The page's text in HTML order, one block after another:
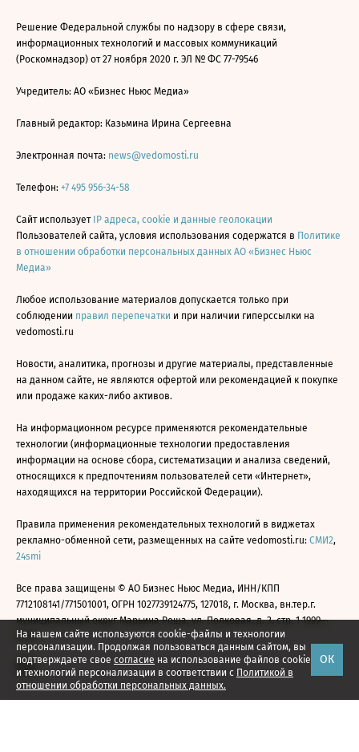
На нашем сайте используются cookie-файлы и технологии
персонализации. Продолжая пользоваться данным сайтом, вы
подтверждаете свое согласие на использование файлов cookie
и технологий персонализации в соответствии с Политикой в
отношении обработки персональных данных.
ОК
Решение Федеральной службы по надзору в сфере связи,
информационных технологий и массовых коммуникаций
(Роскомнадзор) от 27 ноября 2020 г. ЭЛ № ФС 77-79546
Учредитель: АО «Бизнес Ньюс Медиа»
Главный редактор: Казьмина Ирина Сергеевна
Электронная почта: news@vedomosti.ru
Телефон: +7 495 956-34-58
Сайт использует IP адреса, cookie и данные геолокации
Пользователей сайта, условия использования содержатся в Политике
в отношении обработки персональных данных АО «Бизнес Ньюс
Медиа»
Любое использование материалов допускается только при
соблюдении правил перепечатки и при наличии гиперссылки на
vedomosti.ru
Новости, аналитика, прогнозы и другие материалы, представленные
на данном сайте, не являются офертой или рекомендацией к покупке
или продаже каких-либо активов.
На информационном ресурсе применяются рекомендательные
технологии (информационные технологии предоставления
информации на основе сбора, систематизации и анализа сведений,
относящихся к предпочтениям пользователей сети «Интернет»,
находящихся на территории Российской Федерации).
Правила применения рекомендательных технологий в виджетах
рекламно-обменной сети, размещенных на сайте vedomosti.ru: СМИ2,
24smi
Все права защищены © АО Бизнес Ньюс Медиа, ИНН/КПП
7712108141/771501001, ОГРН 1027739124775, 127018, г. Москва, вн.тер.г.
муниципальный округ Марьина Роща, ул. Полковая, д. 3, стр. 1 1999—
2026